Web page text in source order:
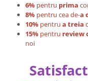
6% pentru prima
8% pentru cea de-a
10% pentru a treia
15% pentru review
noi